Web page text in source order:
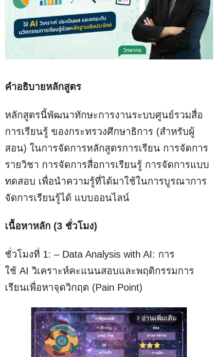
คำอธิบายหลักสูตร
หลักสูตรนี้พัฒนาทักษะการงานระบบศูนย์รวมสื่อ
การเรียนรู้ ของกระทรวงศึกษาธิการ (สำหรับผู้
สอน) ในการจัดการหลักสูตรการเรียน การจัดการ
รายวิชา การจัดการสื่อการเรียนรู้ การจัดการแบบ
ทดสอบ เพื่อนำความรู้ที่ได้มาใช้ในการบูรณาการ
จัดการเรียนรู้ได้ แบบออนไลน์
เนื้อหาหลัก (3 ชั่วโมง)
ชั่วโมงที่ 1: – Data Analysis with AI: การ
ใช้ AI วิเคราะห์คะแนนสอบและพฤติกรรมการ
เรียนเพื่อหาจุดวิกฤต (Pain Point)
arrow_forward_ios อ่านเพิ่มเติม